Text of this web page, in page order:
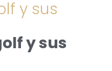
y sus
y sus